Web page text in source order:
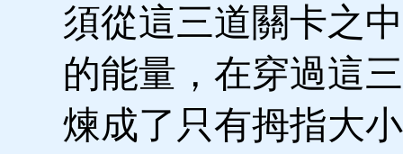
須從這三道關卡之
的能量，在穿過這
煉成了只有拇指大